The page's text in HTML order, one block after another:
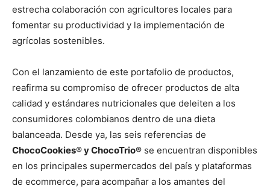
estrecha colaboración con agricultores locales para
fomentar su productividad y la implementación de
agrícolas sostenibles.
Con el lanzamiento de este portafolio de productos,
reafirma su compromiso de ofrecer productos de alta
calidad y estándares nutricionales que deleiten a los
consumidores colombianos dentro de una dieta
balanceada. Desde ya, las seis referencias de
ChocoCookies®y ChocoTrio® se encuentran disponibles
en los principales supermercados del país y plataformas
de ecommerce, para acompañar a los amantes del